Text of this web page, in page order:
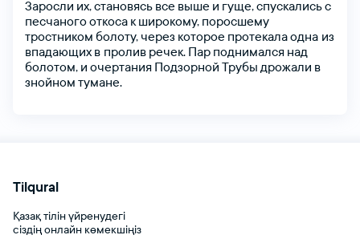
Заросли их,становясь все выше и гуще,спускалисьс
песчаногооткоса к широкому, поросшему
тростником болоту, через которое протекалаодна из
впадающих в пролив речек. Пар поднимался над
болотом, и очертания Подзорной Трубы дрожали в
знойном тумане.
Tilqural
Қазақ тілін үйренудегі
сіздің онлайн көмекшіңіз